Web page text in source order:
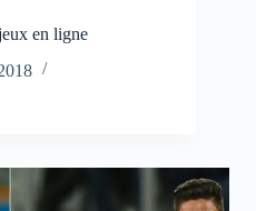
en ligne